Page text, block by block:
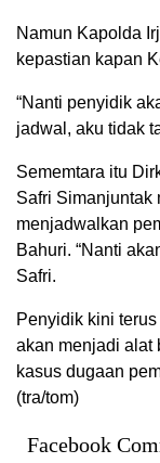
Namun Kapolda
kepastian kapan
“Nanti penyidik
jadwal, aku tidak
Sememtara itu
Safri Simanjuntak
menjadwalkan
Bahuri. “Nanti
Safri.
Penyidik kini
akan menjadi alat
kasus dugaan
(tra/tom)
Facebook